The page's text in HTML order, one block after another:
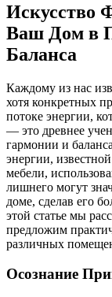
Искусство
Ваш Дом в
Баланса
Каждому из нас
хотя конкретных
потоке энергии,
— это древнее
гармонии и
энергии,
мебели,
лишнего могут
доме, сделав его
этой статье мы
предложим
различных
Осознание